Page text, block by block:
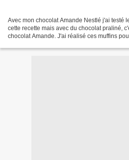
Avec mon chocolat Amande Nestlé j'ai testé
cette recette mais avec du chocolat praliné,
chocolat Amande. J'ai réalisé ces muffins